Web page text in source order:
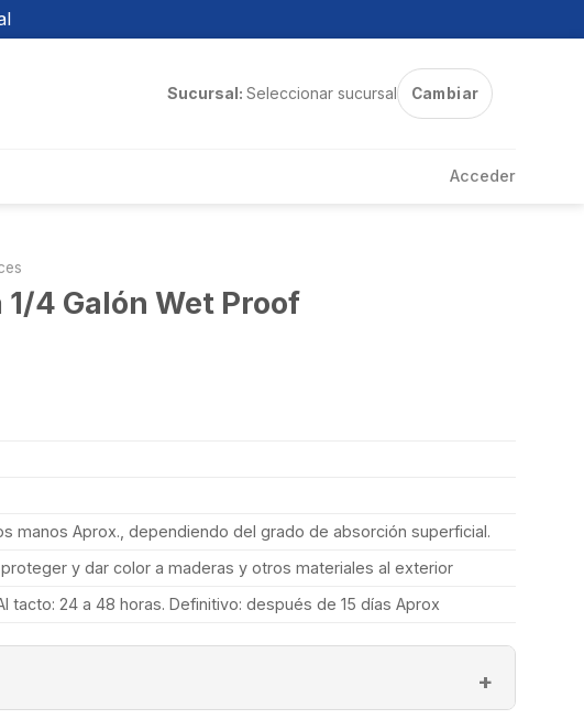
Sucursal: Seleccionar sucursal Cambiar
Acceder
4 Galón Wet Proof
manos Aprox., dependiendo del grado de absorción superficial.
y dar color a maderas y otros materiales al exterior
tacto: 24 a 48 horas. Definitivo: después de 15 días Aprox